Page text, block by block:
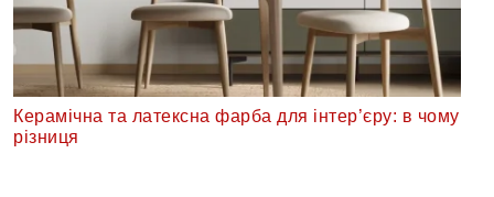
Керамічна та латексна фарба для інтер’єру: в чому
різниця